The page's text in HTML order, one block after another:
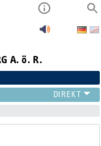
A. ö. R.